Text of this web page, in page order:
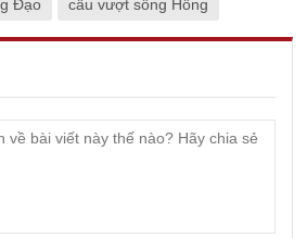
Đạo cầu vượt sông Hồng